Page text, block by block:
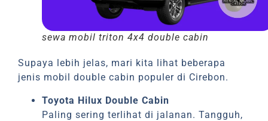
sewa mobil triton 4x4 double cabin
Supaya lebih jelas, mari kita lihat beberapa
jenis mobil double cabin populer di Cirebon.
Toyota Hilux Double Cabin
Paling sering terlihat di jalanan. Tangguh,